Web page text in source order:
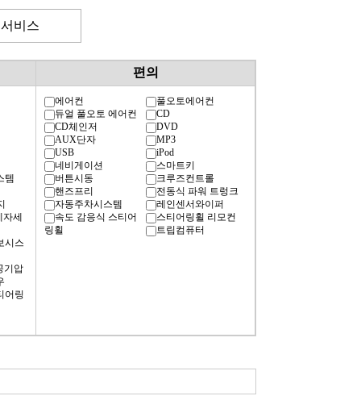
비스
편의
템
세
시스
기압
어링
에어컨
풀오토에어컨
듀얼 풀오토 에어컨
CD
CD체인저
DVD
AUX단자
MP3
USB
iPod
네비게이션
스마트키
버튼시동
크루즈컨트롤
핸즈프리
전동식 파워 트렁크
자동주차시스템
레인센서와이퍼
속도 감응식 스티어
링휠
스티어링휠 리모컨
트립컴퓨터